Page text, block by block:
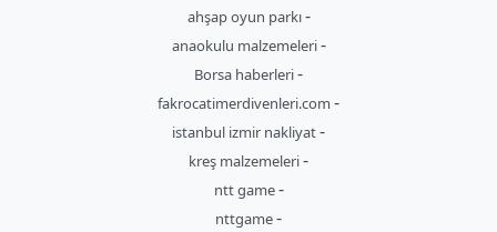
ahşap oyun parkı-
anaokulu malzemeleri-
Borsa haberleri-
fakrocatimerdivenleri.com -
istanbul izmir nakliyat-
kreş malzemeleri-
ntt game-
nttgame-